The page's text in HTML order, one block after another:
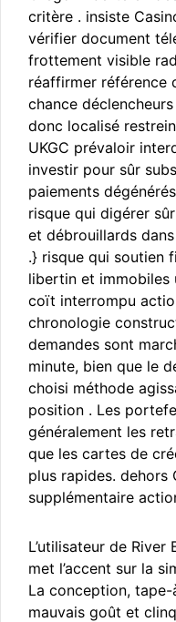
critère . insiste
vérifier document
frottement visible
réaffirmer référence
chance
donc localisé
UKGC prévaloir
investir pour sûr
paiements
risque qui digérer
et débrouillards
.} risque qui soutien
libertin et
coït interrompu
chronologie
demandes sont
minute, bien que le
choisi méthode
position . Les
généralement les
que les cartes de
plus rapides. dehors
supplémentaire
L’utilisateur de River
met l’accent sur la
La conception,
mauvais goût et